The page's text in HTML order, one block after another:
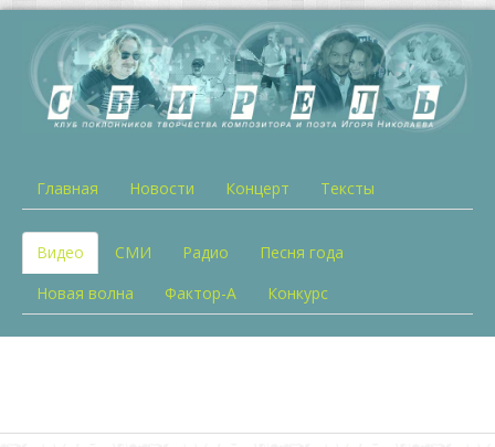
Главная Новости Концерт Тексты
Видео СМИ Радио
Песня года
Новая волна
Фактор-А Конкурс